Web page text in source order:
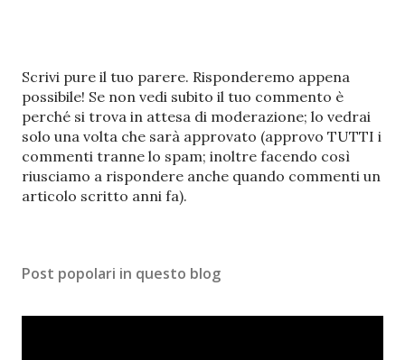
P
o
s
t
a
u
n
m
n
Scrivi pure il tuo parere. Risponderemo appena
possibile! Se non vedi subito il tuo commento è
perché si trova in attesa di moderazione; lo vedrai
solo una volta che sarà approvato (approvo TUTTI i
commenti tranne lo spam; inoltre facendo così
riusciamo a rispondere anche quando commenti un
articolo scritto anni fa).
Post popolari in questo blog